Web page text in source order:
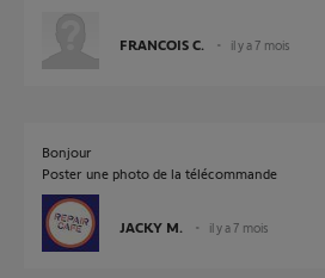
FRANCOIS C. il y a 7 mois
Bonjour
Poster une photo de la télécommande
JACKY M. il y a 7 mois